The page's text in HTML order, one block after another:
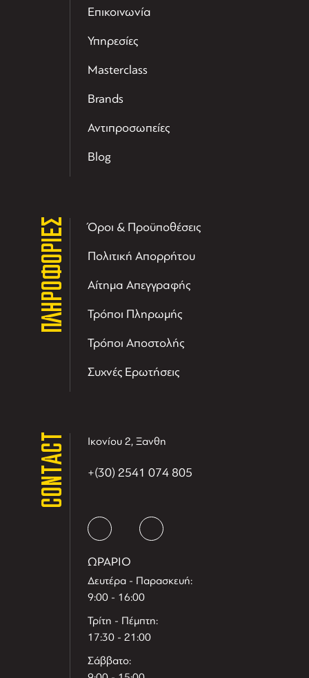
Επικοινωνία
Υπηρεσίες
Masterclass
Brands
Αντιπροσωπείες
Blog
ΠΛΗΡΟΦΟΡΙΕΣ Όροι & Προϋποθέσεις
Πολιτική Απορρήτου
Αίτημα Απεγγραφής
Τρόποι Πληρωμής
Τρόποι Αποστολής
Συχνές Ερωτήσεις
CONTACT Ικονίου 2, Ξανθη
+(30) 2541 074 805
ΩΡΑΡΙΟ
Δευτέρα - Παρασκευή:
9:00 - 16:00
Τρίτη - Πέμπτη:
17:30 - 21:00
Σάββατο: